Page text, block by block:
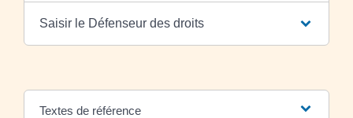
Saisir le Défenseur des droits
Textes de référence